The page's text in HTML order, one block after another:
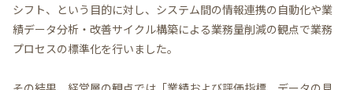
シフト、という目的に対し、システム間の情報連携の自動化や業
績データ分析・改善サイクル構築による業務量削減の観点で業務
プロセスの標準化を行いました。